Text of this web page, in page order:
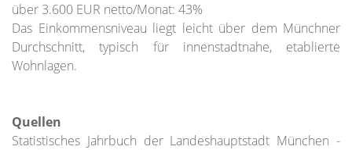
über 3.600 EUR netto/Monat: 43%
Das Einkommensniveau liegt leicht über dem Münchner
Durchschnitt, typisch für innenstadtnahe, etablierte
Wohnlagen.
Quellen
Statistisches Jahrbuch der Landeshauptstadt München -